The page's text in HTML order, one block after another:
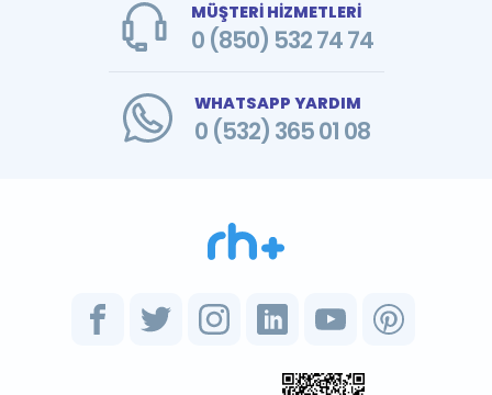
MÜŞTERİ HİZMETLERİ
0 (850) 532 74 74
WHATSAPP YARDIM
0 (532) 365 01 08